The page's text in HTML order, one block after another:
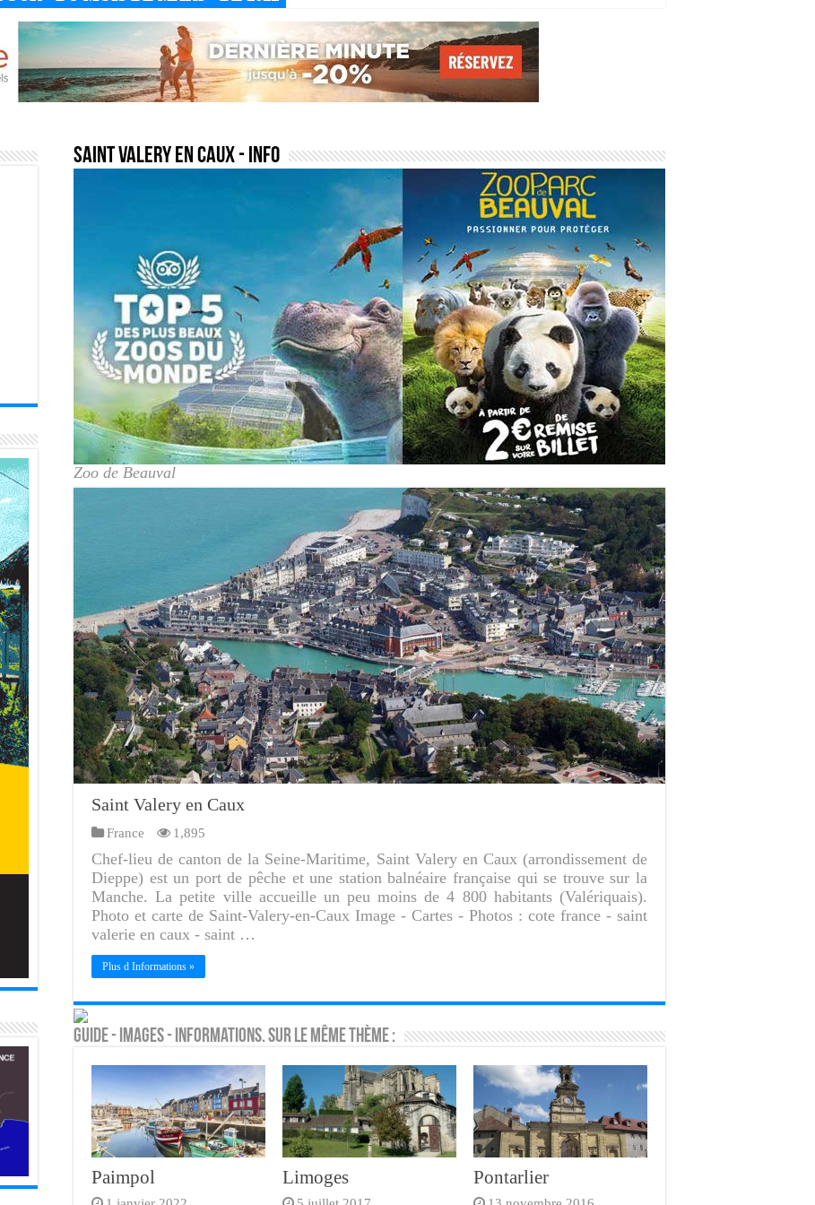
saint valery en caux- Info
Zoo de Beauval
Saint Valery en Caux
France 1,895
Chef-lieu de canton de la Seine-Maritime, Saint Valery en Caux (arrondissement de
Dieppe) est un port de pêche et une station balnéaire française qui se trouve sur la
Manche. La petite ville accueille un peu moins de 4 800 habitants (Valériquais).
Photo et carte de Saint-Valery-en-Caux Image - Cartes - Photos : cote france - saint
valerie en caux - saint …
Plus d Informations »
Guide - Images - Informations. Sur le même thème :
Paimpol Limoges Pontarlier